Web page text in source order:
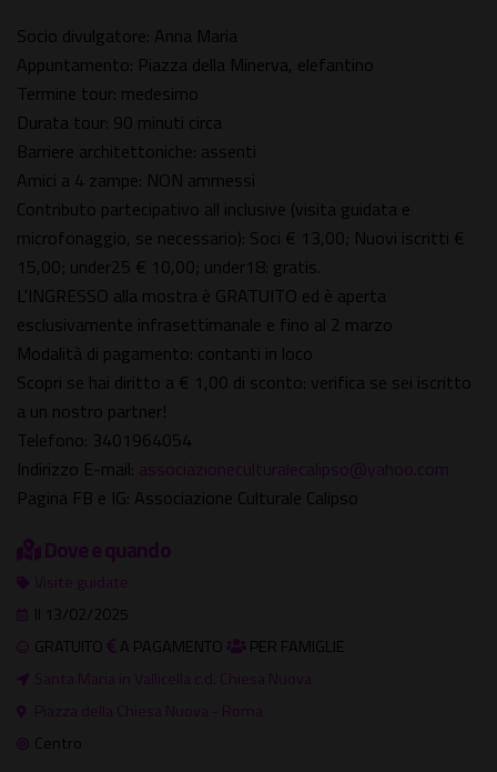
Socio divulgatore: Anna Maria
Appuntamento: Piazza della Minerva, elefantino
Termine tour: medesimo
Durata tour: 90 minuti circa
Barriere architettoniche: assenti
Amici a 4 zampe: NON ammessi
Contributo partecipativo all inclusive (visita guidata e
microfonaggio, se necessario): Soci € 13,00; Nuovi iscritti €
15,00; under25 € 10,00; under18: gratis.
L'INGRESSO alla mostra è GRATUITO ed è aperta
esclusivamente infrasettimanale e fino al 2 marzo
Modalità di pagamento: contanti in loco
Scopri se hai diritto a € 1,00 di sconto: verifica se sei iscritto
a un nostro partner!
Telefono: 3401964054
Indirizzo E-mail: associazioneculturalecalipso@yahoo.com
Pagina FB e IG: Associazione Culturale Calipso
Dove e quando
Visite guidate
Il 13/02/2025
GRATUITO
A PAGAMENTO
PER FAMIGLIE
Santa Maria in Vallicella c.d. Chiesa Nuova
Piazza della Chiesa Nuova - Roma
Centro